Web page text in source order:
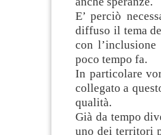
E’ perciò
diffuso il tema
con
poco tempo fa.
In particolare
collegato a
qualità.
Già da tempo
uno dei territori